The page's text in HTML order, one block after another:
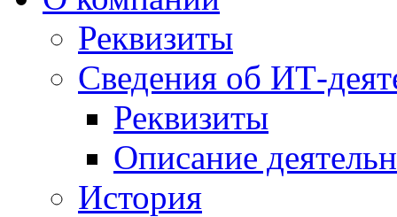
Реквизиты
Сведения об ИТ-
Реквизиты
Описание
История